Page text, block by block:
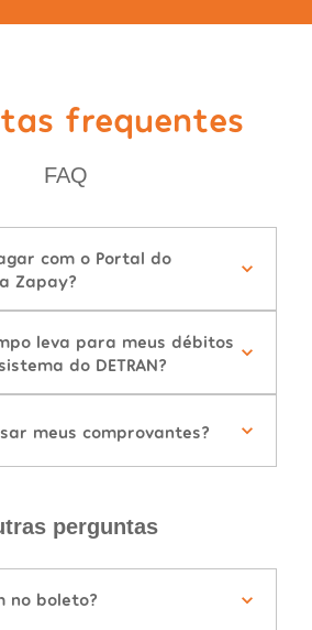
frequentes
FAQ
com o Portal do
Zapay?
leva para meus débitos
do DETRAN?
meus comprovantes?
perguntas
no boleto?